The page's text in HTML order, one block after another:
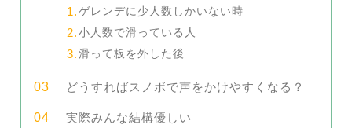
ゲレンデに少人数しかいない時
小人数で滑っている人
滑って板を外した後
どうすればスノボで声をかけやすくなる？
実際みんな結構優しい